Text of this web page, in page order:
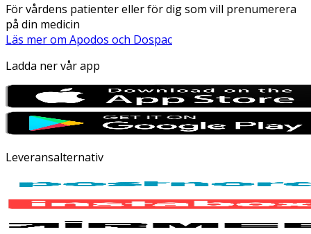
För vårdens patienter eller för dig som vill prenumerera
på din medicin
Läs mer om Apodos och Dospac
Ladda ner vår app
Leveransalternativ